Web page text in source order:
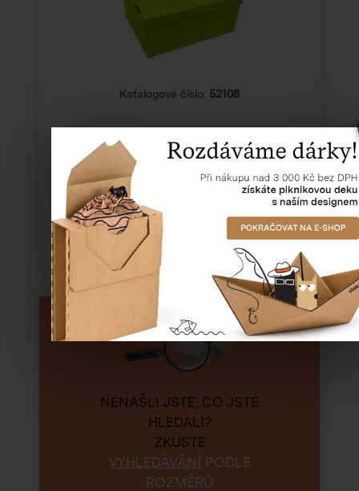
Katalogové číslo: 52108
Cena od
35,21 Kč
NENAŠLI JSTE, CO JSTE
HLEDALI?
ZKUSTE
VYHLEDÁVÁNÍ PODLE
ROZMĚRŮ